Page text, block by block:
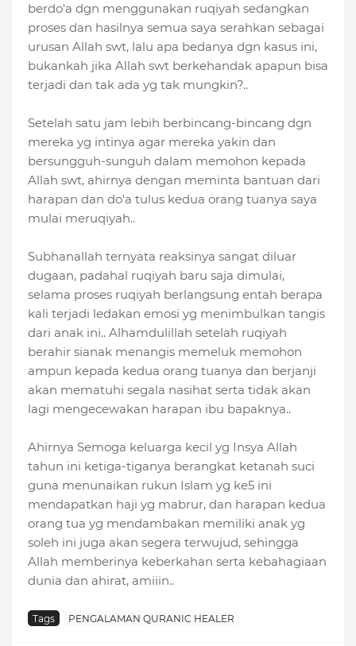
berdo'a dgn menggunakan ruqiyah sedangkan
proses dan hasilnya semua saya serahkan sebagai
urusan Allah swt, lalu apa bedanya dgn kasus ini,
bukankah jika Allah swt berkehandak apapun bisa
terjadi dan tak ada yg tak mungkin?..
Setelah satu jam lebih berbincang-bincang dgn
mereka yg intinya agar mereka yakin dan
bersungguh-sunguh dalam memohon kepada
Allah swt, ahirnya dengan meminta bantuan dari
harapan dan do'a tulus kedua orang tuanya saya
mulai meruqiyah..
Subhanallah ternyata reaksinya sangat diluar
dugaan, padahal ruqiyah baru saja dimulai,
selama proses ruqiyah berlangsung entah berapa
kali terjadi ledakan emosi yg menimbulkan tangis
dari anak ini.. Alhamdulillah setelah ruqiyah
berahir sianak menangis memeluk memohon
ampun kepada kedua orang tuanya dan berjanji
akan mematuhi segala nasihat serta tidak akan
lagi mengecewakan harapan ibu bapaknya..
Ahirnya Semoga keluarga kecil yg Insya Allah
tahun ini ketiga-tiganya berangkat ketanah suci
guna menunaikan rukun Islam yg ke5 ini
mendapatkan haji yg mabrur, dan harapan kedua
orang tua yg mendambakan memiliki anak yg
soleh ini juga akan segera terwujud, sehingga
Allah memberinya keberkahan serta kebahagiaan
dunia dan ahirat, amiiin..
Tags PENGALAMAN QURANIC HEALER